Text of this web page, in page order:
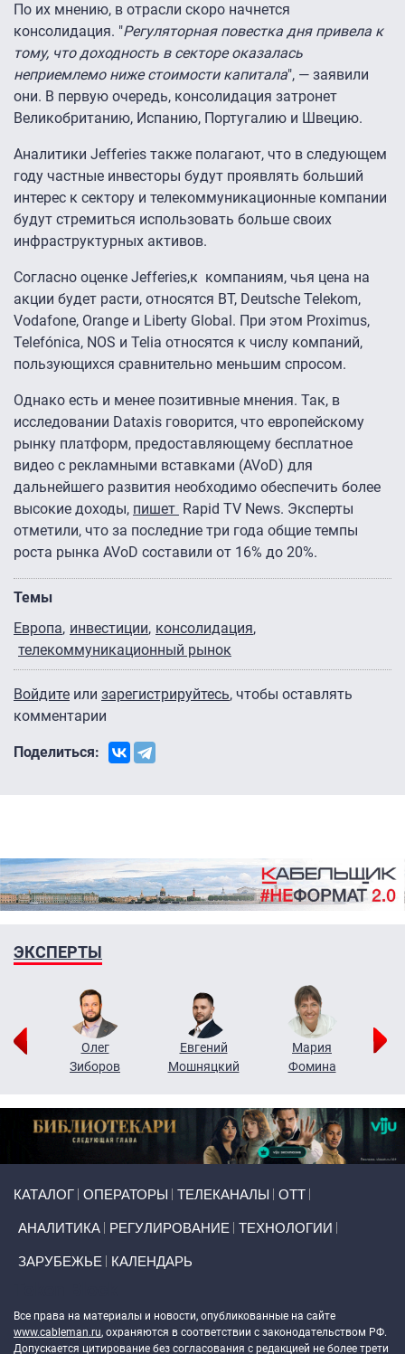
По их мнению, в отрасли скоро начнется
консолидация. "Регуляторная повестка дня привела к
тому, что доходность в секторе оказалась
неприемлемо ниже стоимости капитала", — заявили
они. В первую очередь, консолидация затронет
Великобританию, Испанию, Португалию и Швецию.
Аналитики Jefferies также полагают, что в следующем
году частные инвесторы будут проявлять больший
интерес к сектору и телекоммуникационные компании
будут стремиться использовать больше своих
инфраструктурных активов.
Согласно оценке Jefferies,к компаниям, чья цена на
акции будет расти, относятся BT, Deutsche Telekom,
Vodafone, Orange и Liberty Global. При этом Proximus,
Telefónica, NOS и Telia относятся к числу компаний,
пользующихся сравнительно меньшим спросом.
Однако есть и менее позитивные мнения. Так, в
исследовании Dataxis говорится, что европейскому
рынку платформ, предоставляющему бесплатное
видео с рекламными вставками (AVoD) для
дальнейшего развития необходимо обеспечить более
высокие доходы, пишет Rapid TV News. Эксперты
отметили, что за последние три года общие темпы
роста рынка AVoD составили от 16% до 20%.
Темы
Европа инвестиции консолидация
телекоммуникационный рынок
Войдите или зарегистрируйтесь, чтобы оставлять
комментарии
Поделиться:
ЭКСПЕРТЫ
Олег
Зиборов
Евгений
Мошняцкий
Мария
Фомина
КАТАЛОГ ОПЕРАТОРЫ ТЕЛЕКАНАЛЫ ОТТ
АНАЛИТИКА РЕГУЛИРОВАНИЕ ТЕХНОЛОГИИ
ЗАРУБЕЖЬЕ КАЛЕНДАРЬ
Все права на материалы и новости, опубликованные на сайте
www.cableman.ru, охраняются в соответствии с законодательством РФ.
Допускается цитирование без согласования с редакцией не более трети